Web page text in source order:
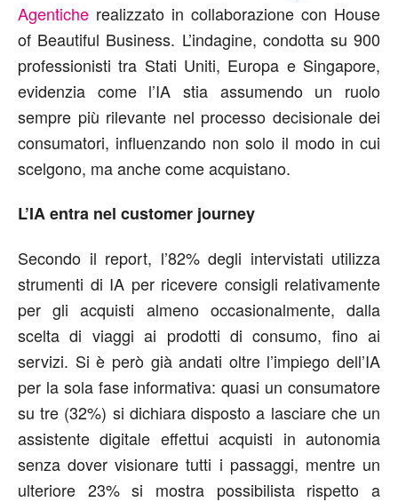
Agentiche realizzato in collaborazione con House
of Beautiful Business. L’indagine, condotta su 900
professionisti tra Stati Uniti, Europa e Singapore,
evidenzia come l’IA stia assumendo un ruolo
sempre più rilevante nel processo decisionale dei
consumatori, influenzando non solo il modo in cui
scelgono, ma anche come acquistano.
L’IA entra nel customer journey
Secondo il report, l’82% degli intervistati utilizza
strumenti di IA per ricevere consigli relativamente
per gli acquisti almeno occasionalmente, dalla
scelta di viaggi ai prodotti di consumo, fino ai
servizi. Si è però già andati oltre l’impiego dell’IA
per la sola fase informativa: quasi un consumatore
su tre (32%) si dichiara disposto a lasciare che un
assistente digitale effettui acquisti in autonomia
senza dover visionare tutti i passaggi, mentre un
ulteriore 23% si mostra possibilista rispetto a